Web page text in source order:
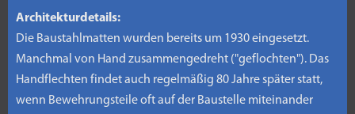
Architekturdetails:
Die Baustahlmatten wurden bereits um 1930 eingesetzt.
Manchmal von Hand zusammengedreht ("geflochten"). Das
Handflechten findet auch regelmäßig 80 Jahre später statt,
wenn Bewehrungsteile oft auf der Baustelle miteinander